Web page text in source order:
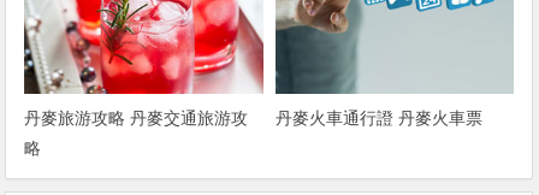
丹麥旅游攻略 丹麥交通旅游攻
略
丹麥火車通行證 丹麥火車票